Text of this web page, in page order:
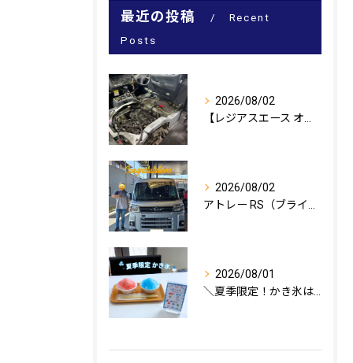
最近の投稿
Recent
Posts
2026/08/02
2026/08/02
2026/08/01